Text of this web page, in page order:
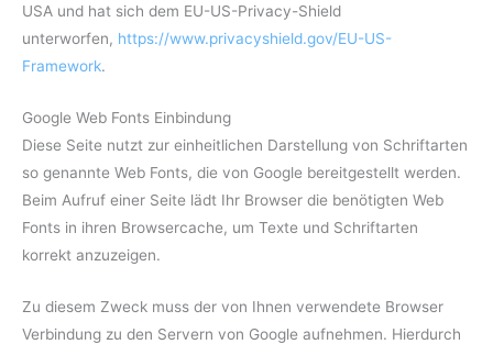
USA und hat sich dem EU-US-Privacy-Shield
unterworfen, https://www.privacyshield.gov/EU-US-
Framework.
Google Web Fonts Einbindung
Diese Seite nutzt zur einheitlichen Darstellung von Schriftarten
so genannte Web Fonts, die von Google bereitgestellt werden.
Beim Aufruf einer Seite lädt Ihr Browser die benötigten Web
Fonts in ihren Browsercache, um Texte und Schriftarten
korrekt anzuzeigen.
Zu diesem Zweck muss der von Ihnen verwendete Browser
Verbindung zu den Servern von Google aufnehmen. Hierdurch